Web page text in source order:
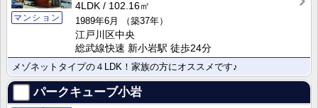
マンション
4LDK
102.16㎡
1989年6月
（築37年）
江戸川区中央
総武線快速 新小岩駅 徒歩24分
メゾネットタイプの４LDK！家族の方にオススメです♪
パークキューブ小岩